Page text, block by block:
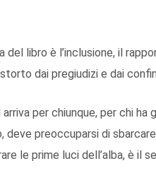
del libro è l’inclusione, il
dai pregiudizi e dai
arriva per chiunque, per chi
deve preoccuparsi di
le prime luci dell’alba, è il